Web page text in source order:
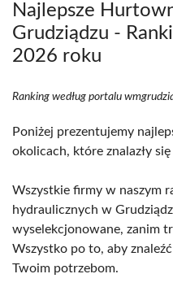
Najlepsze
Grudziądzu -
2026 roku
Ranking według portalu
Poniżej prezentujemy
okolicach, które znalazły
Wszystkie firmy w naszym
hydraulicznych w
wyselekcjonowane, zanim
Wszystko po to, aby
Twoim potrzebom.